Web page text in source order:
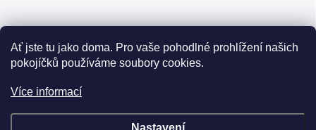
Ať jste tu jako doma. Pro vaše pohodlné prohlížení našich
pokojíčků používáme soubory cookies.
Více informací
Nastavení